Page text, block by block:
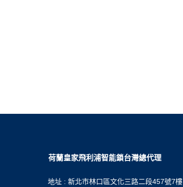
荷蘭皇家飛利浦智能鎖台灣總代理
地址 : 新北市林口區文化三路二段457號7樓